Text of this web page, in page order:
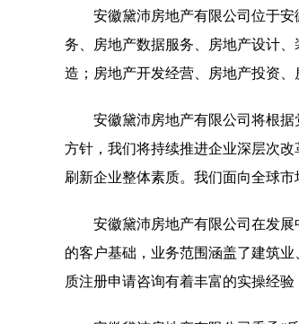
安徽黛沛房地产有限公司位于
务、房地产数据服务、房地产设计
造；房地产开发经营、房地产投资
安徽黛沛房地产有限公司将根
方针，我们将持续推进企业深层次
刷新企业整体素质。我们面向全球
安徽黛沛房地产有限公司在发
的客户基础，业务范围涵盖了建筑
质注册申请咨询有着丰富的实操经